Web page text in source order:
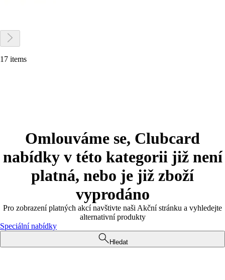
17 items
Omlouváme se, Clubcard
nabídky v této kategorii již není
platná, nebo je již zboží
vyprodáno
Pro zobrazení platných akcí navštivte naši Akční stránku a vyhledejte
alternativní produkty
Speciální nabídky
Hledat